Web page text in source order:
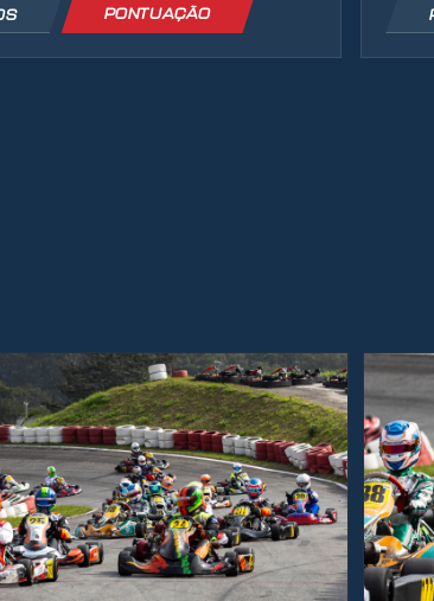
PONTUAÇÃO